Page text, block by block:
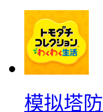
模拟塔防